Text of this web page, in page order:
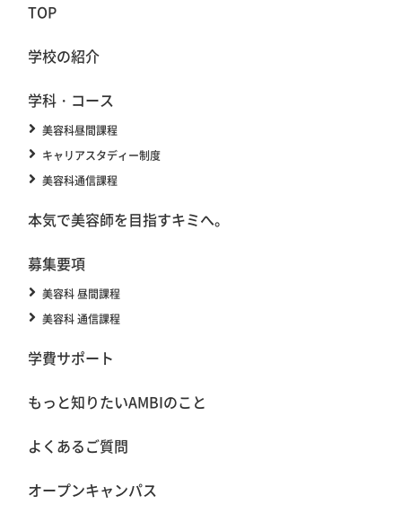
TOP
学校の紹介
学科・コース
美容科昼間課程
キャリアスタディー制度
美容科通信課程
本気で美容師を目指すキミへ。
募集要項
美容科 昼間課程
美容科 通信課程
学費サポート
もっと知りたいAMBIのこと
よくあるご質問
オープンキャンパス